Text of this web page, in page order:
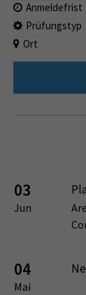
Anmeldefrist
Prüfungstyp
Ort
03
Jun
04
Mai